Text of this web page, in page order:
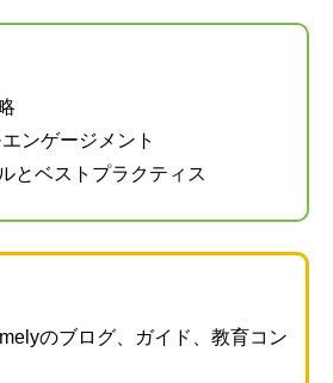
ンゲージメント
とベストプラクティス
のブログ、ガイド、教育コン